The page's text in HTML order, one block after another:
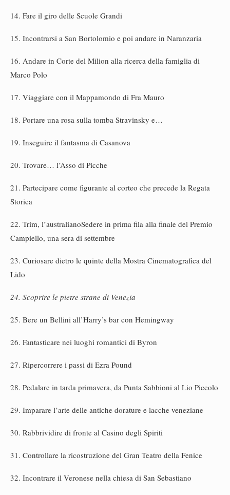
14. Fare il giro delle Scuole Grandi
15. Incontrarsi a San Bortolomio e poi andare in Naranzaria
16. Andare in Corte del Milion alla ricerca della famiglia di
Marco Polo
17. Viaggiare con il Mappamondo di Fra Mauro
18. Portare una rosa sulla tomba Stravinsky e…
19. Inseguire il fantasma di Casanova
20. Trovare… l’Asso di Picche
21. Partecipare come figurante al corteo che precede la Regata
Storica
22. Trim, l’australianoSedere in prima fila alla finale del Premio
Campiello, una sera di settembre
23. Curiosare dietro le quinte della Mostra Cinematografica del
Lido
24. Scoprire le pietre strane di Venezia
25. Bere un Bellini all’Harry’s bar con Hemingway
26. Fantasticare nei luoghi romantici di Byron
27. Ripercorrere i passi di Ezra Pound
28. Pedalare in tarda primavera, da Punta Sabbioni al Lio Piccolo
29. Imparare l’arte delle antiche dorature e lacche veneziane
30. Rabbrividire di fronte al Casino degli Spiriti
31. Controllare la ricostruzione del Gran Teatro della Fenice
32. Incontrare il Veronese nella chiesa di San Sebastiano